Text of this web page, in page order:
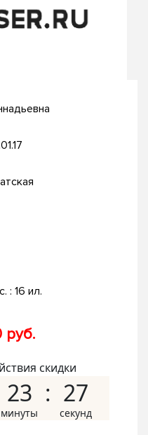
: 16 ил.
руб.
скидки
23 27